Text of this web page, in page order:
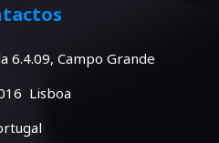
6.4.09, Campo Grande
Lisboa